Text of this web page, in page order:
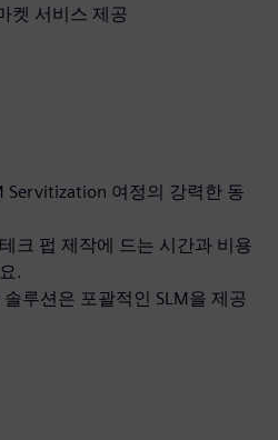
켓 서비스 제공
Servitization 여정의 강력한 동
크 펍 제작에 드는 시간과 비용
.
솔루션은 포괄적인 SLM을 제공